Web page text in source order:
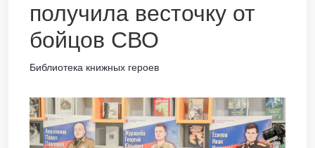
получила весточку от
бойцов СВО
Библиотека книжных героев